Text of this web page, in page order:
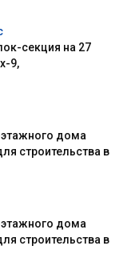
секция на 27
9,
дома
строительства в
дома
строительства в